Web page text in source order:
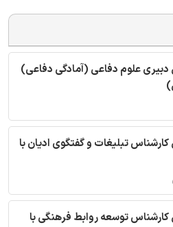
علوم دفاعی (آمادگی دفاعی)
تبلیغات و گفتگوی ادیان با
توسعه روابط فرهنگی با